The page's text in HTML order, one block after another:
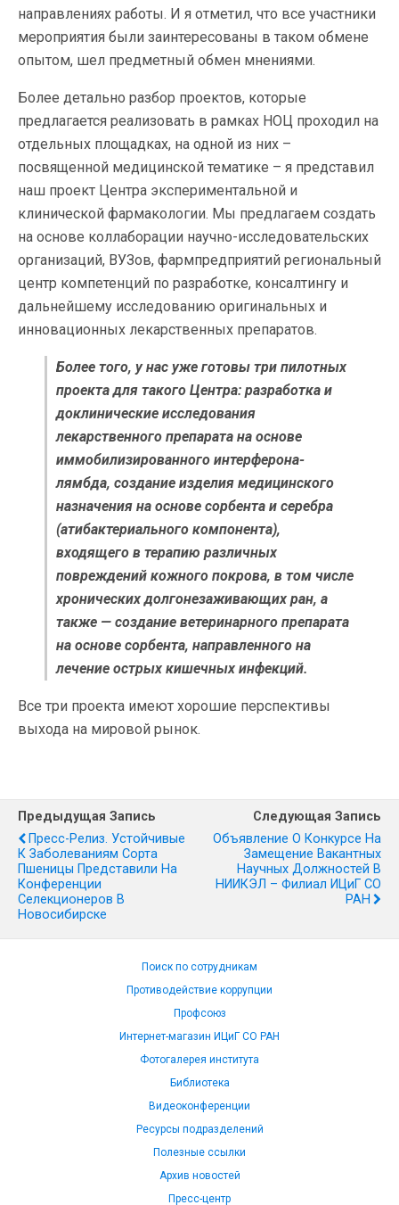
направлениях работы. И я отметил, что все участники
мероприятия были заинтересованы в таком обмене
опытом, шел предметный обмен мнениями.
Более детально разбор проектов, которые
предлагается реализовать в рамках НОЦ проходил на
отдельных площадках, на одной из них –
посвященной медицинской тематике – я представил
наш проект Центра экспериментальной и
клинической фармакологии. Мы предлагаем создать
на основе коллаборации научно-исследовательских
организаций, ВУЗов, фармпредприятий региональный
центр компетенций по разработке, консалтингу и
дальнейшему исследованию оригинальных и
инновационных лекарственных препаратов.
Более того, у нас уже готовы три пилотных
проекта для такого Центра: разработка и
доклинические исследования
лекарственного препарата на основе
иммобилизированного интерферона-
лямбда, создание изделия медицинского
назначения на основе сорбента и серебра
(атибактериального компонента),
входящего в терапию различных
повреждений кожного покрова, в том числе
хронических долгонезаживающих ран, а
также — создание ветеринарного препарата
на основе сорбента, направленного на
лечение острых кишечных инфекций.
Все три проекта имеют хорошие перспективы
выхода на мировой рынок.
Предыдущая Запись
Пресс-Релиз. Устойчивые
К Заболеваниям Сорта
Пшеницы Представили На
Конференции
Селекционеров В
Новосибирске
Следующая Запись
Объявление О Конкурсе На
Замещение Вакантных
Научных Должностей В
НИИКЭЛ – Филиал ИЦиГ СО
РАН
Поиск по сотрудникам
Противодействие коррупции
Профсоюз
Интернет-магазин ИЦиГ СО РАН
Фотогалерея института
Библиотека
Видеоконференции
Ресурсы подразделений
Полезные ссылки
Архив новостей
Пресс-центр